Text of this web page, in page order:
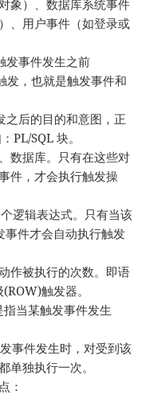
象）、数据库系统事件
、用户事件（如登录或
发事件发生之前
发，也就是触发事件和
之后的目的和意图，正
PL/SQL 块。
数据库。只有在这些对
件，才会执行触发操
逻辑表达式。只有当该
事件才会自动执行触发
作被执行的次数。即语
触发器。
当某触发事件发生
事件发生时，对受到该
单独执行一次。
：